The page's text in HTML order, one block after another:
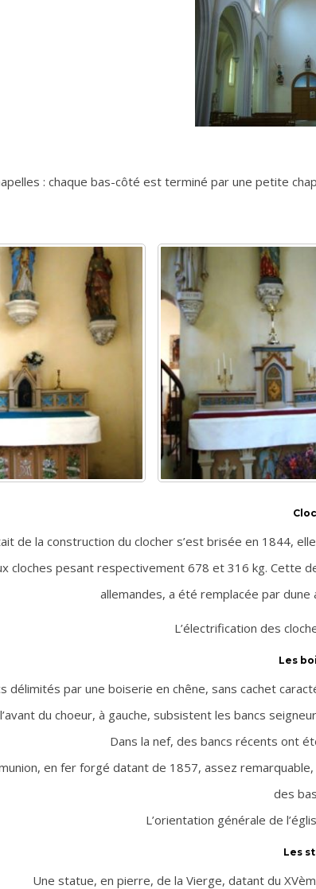
: chaque bas-côté est terminé par une petite
de la construction du clocher s’est brisée en 1844,
cloches pesant respectivement 678 et 316 kg. Cette
allemandes, a été remplacée par
L’électrification des
Les
délimités par une boiserie en chêne, sans cachet
du choeur, à gauche, subsistent les bancs
Dans la nef, des bancs récents ont
en fer forgé datant de 1857, assez
des
L’orientation générale de
Les
Une statue, en pierre, de la Vierge, datant du